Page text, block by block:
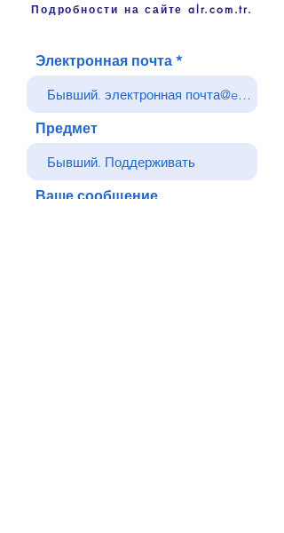
Подробности на сайте alr.com.tr.
Электронная почта
Предмет
Ваше сообщение